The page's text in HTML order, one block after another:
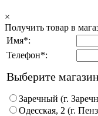
×
Получить товар в
Имя*:
Телефон*:
Выберите
Заречный (г.
Одесская, 2 (г.